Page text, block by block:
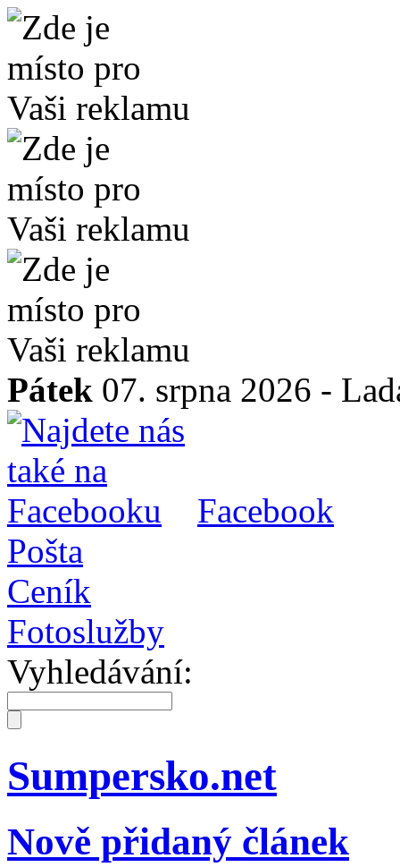
Pátek 07. srpna 2026 -
Facebook
Pošta
Ceník
Fotoslužby
Vyhledávání:
Sumpersko.net
Nově přidaný článek